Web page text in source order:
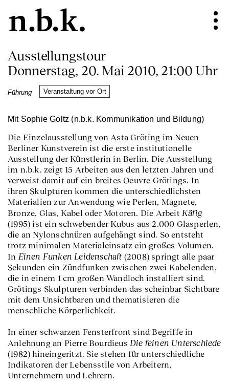
Ausstellungstour
Donnerstag, 20. Mai 2010, 21:00 Uhr
Führung Veranstaltung vor Ort
Mit Sophie Goltz (n.b.k. Kommunikation und Bildung)
Die Einzelausstellung von Asta Gröting im Neuen
Berliner Kunstverein ist die erste institutionelle
Ausstellung der Künstlerin in Berlin. Die Ausstellung
im n.b.k. zeigt 15 Arbeiten aus den letzten Jahren und
verweist damit auf ein breites Oeuvre Grötings. In
ihren Skulpturen kommen die unterschiedlichsten
Materialien zur Anwendung wie Perlen, Magnete,
Bronze, Glas, Kabel oder Motoren. Die Arbeit Käfig
(1995) ist ein schwebender Kubus aus 2.000 Glasperlen,
die an Nylonschnüren aufgehängt sind. So entsteht
trotz minimalen Materialeinsatz ein großes Volumen.
In Einen Funken Leidenschaft(2008) springt alle paar
Sekunden ein Zündfunken zwischen zwei Kabelenden,
die in einem 1 cm großen Wandloch installiert sind.
Grötings Skulpturen verbinden das scheinbar Sichtbare
mit dem Unsichtbaren und thematisieren die
menschliche Körperlichkeit.
In einer schwarzen Fensterfront sind Begriffe in
Anlehnung an Pierre Bourdieus Die feinen Unterschiede
(1982) hineingeritzt. Sie stehen für unterschiedliche
Indikatoren der Lebensstile von Arbeitern,
Unternehmern und Lehrern.